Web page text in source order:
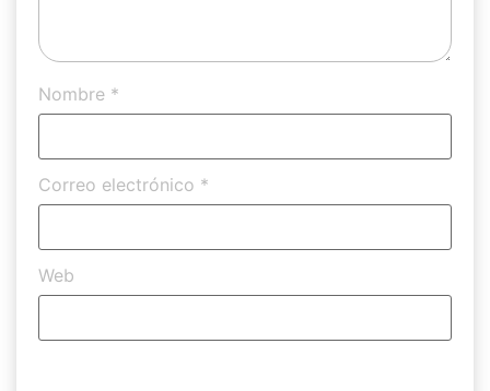
Nombre *
Correo electrónico *
Web